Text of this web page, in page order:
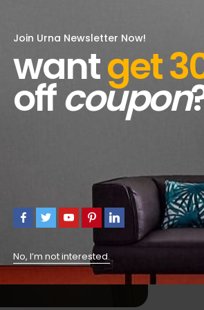
Des
Join Urna Newsletter Now!
wantget
offcoupon
No, I’m not interested.